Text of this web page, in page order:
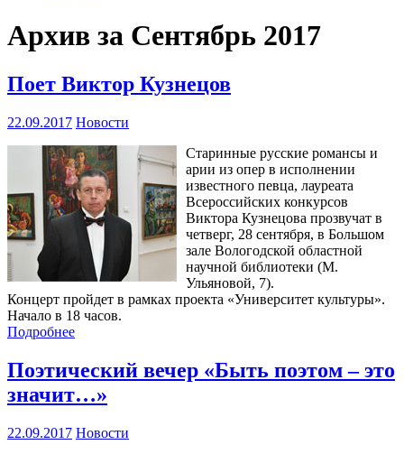
Архив за Сентябрь 2017
Поет Виктор Кузнецов
22.09.2017 Новости
Старинные русские романсы и
арии из опер в исполнении
известного певца, лауреата
Всероссийских конкурсов
Виктора Кузнецова прозвучат в
четверг, 28 сентября, в Большом
зале Вологодской областной
научной библиотеки (М.
Ульяновой, 7).
Концерт пройдет в рамках проекта «Университет культуры».
Начало в 18 часов.
Подробнее
Поэтический вечер «Быть поэтом – это
значит…»
22.09.2017 Новости